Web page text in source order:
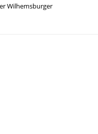
Wilhemsburger